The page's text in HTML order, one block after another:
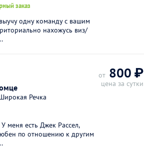
заказ
одну команду с вашим
нахожусь виз/
Речка
меня есть Джек Рассел,
по отношению к другим
от 800 ₽
цена за сутки